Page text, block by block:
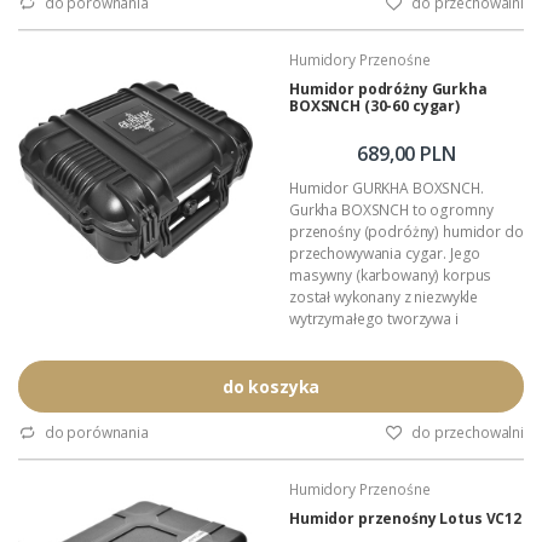
amortyzującą.
Zastosowanie: przechowywanie i
kontrola wilgotności cygar.
Humidory Przenośne
Humidor podróżny Gurkha
BOXSNCH (30-60 cygar)
689,00 PLN
Humidor GURKHA BOXSNCH.
Gurkha BOXSNCH to ogromny
przenośny (podróżny) humidor do
przechowywania cygar. Jego
masywny (karbowany) korpus
został wykonany z niezwykle
wytrzymałego tworzywa i
przekładki dla zabezpieczenia
cygar przed uszkodzeniami
mechanicznymi. Na wyposażeniu
humidora Gurkha znajdują się
pojemnika, zawór wentylacyjny do
wyrównania ciśnienia, przelotki...
do koszyka
do porównania do przechowalni
Humidory Przenośne
Humidor przenośny Lotus VC12